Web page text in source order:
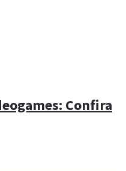
Confira